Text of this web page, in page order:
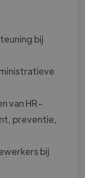
bij
van HR-
preventie,
bij